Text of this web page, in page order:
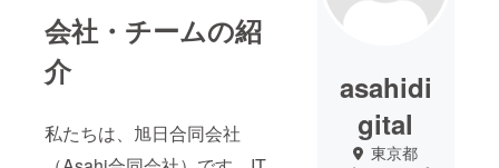
会社・チームの紹
介
私たちは、旭日合同会社
asahidi
gital
東京都